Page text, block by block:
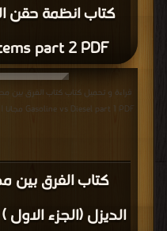
كتاب انظمة حقن
part 2 PDF
كتاب الفرق بين
قراءة و تحميل كتاب كتاب الفرق بين
Gasoline vs Diesel part 1 PDF مجانا | مكتبة >